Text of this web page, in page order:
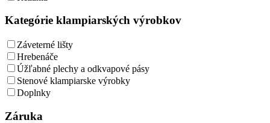
Kategórie klampiarských výrobkov
Záveterné lišty
Hrebenáče
Úžľabné plechy a odkvapové pásy
Stenové klampiarske výrobky
Doplnky
Záruka